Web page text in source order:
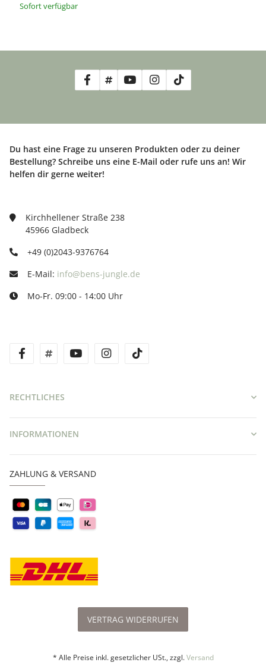
Sofort verfügbar
Du hast eine Frage zu unseren Produkten oder zu deiner
Bestellung? Schreibe uns eine E-Mail oder rufe uns an! Wir
helfen dir gerne weiter!
Kirchhellener Straße 238
45966 Gladbeck
+49 (0)2043-9376764
E-Mail: info@bens-jungle.de
Mo-Fr. 09:00 - 14:00 Uhr
facebooktwitter youtube instagram
RECHTLICHES
INFORMATIONEN
ZAHLUNG & VERSAND
VERTRAG WIDERRUFEN
* Alle Preise inkl. gesetzlicher USt., zzgl.Versand